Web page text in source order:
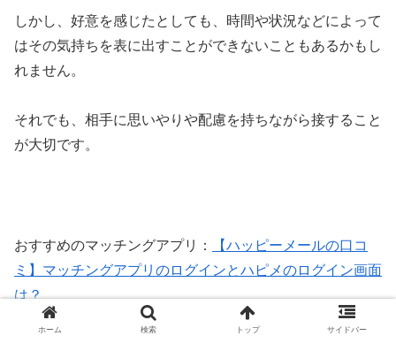
しかし、好意を感じたとしても、時間や状況などによって
はその気持ちを表に出すことができないこともあるかもし
れません。
それでも、相手に思いやりや配慮を持ちながら接すること
が大切です。
おすすめのマッチングアプリ：
【ハッピーメールの口コ
ミ】マッチングアプリのログインとハピメのログイン画面
は？
ホーム 検索 トップ サイドバー